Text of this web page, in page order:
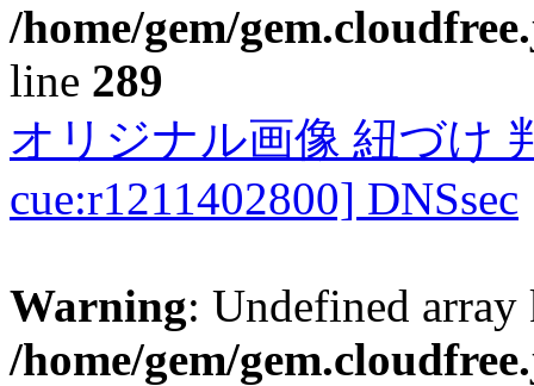
/home/gem/
line 289
オリジナル画像 紐づけ
cue:r1211402800] DNSsec
Warning: Undefined
/home/gem/